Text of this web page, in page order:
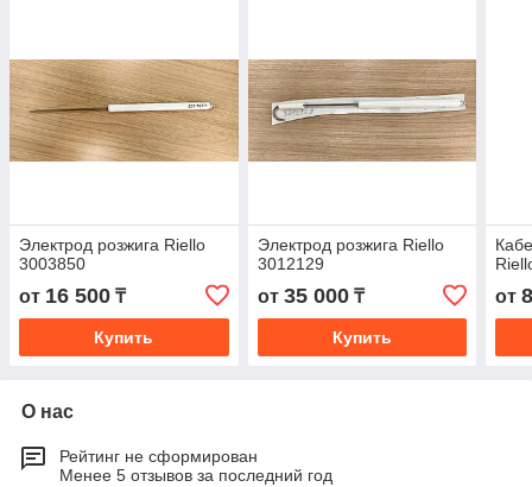
Электрод розжига Riello
3003850
от 16 500 ₸
Купить
Электрод розжига Riello
3012129
от 35 000₸
Купить
от
О нас
Рейтинг не сформирован
Менее 5 отзывов за последний год